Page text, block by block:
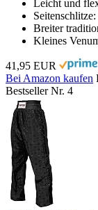
Leicht und
Breiter
Kleines
41,95 EUR
Bei Amazon kaufen
Bestseller Nr. 4